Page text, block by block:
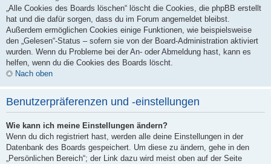
„Alle Cookies des Boards löschen“ löscht die Cookies, die phpBB erstellt
hat und die dafür sorgen, dass du im Forum angemeldet bleibst.
Außerdem ermöglichen Cookies einige Funktionen, wie beispielsweise
den „Gelesen“-Status – sofern sie von der Board-Administration aktiviert
wurden. Wenn du Probleme bei der An- oder Abmeldung hast, kann es
helfen, wenn du die Cookies des Boards löscht.
Nach oben
Benutzerpräferenzen und -einstellungen
Wie kann ich meine Einstellungen ändern?
Wenn du dich registriert hast, werden alle deine Einstellungen in der
Datenbank des Boards gespeichert. Um diese zu ändern, gehe in den
„Persönlichen Bereich“; der Link dazu wird meist oben auf der Seite